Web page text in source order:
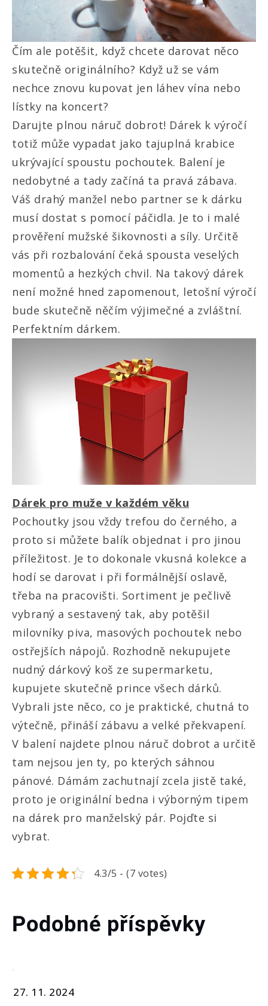
Čím ale potěšit, když chcete darovat něco
skutečně originálního? Když už se vám
nechce znovu kupovat jen láhev vína nebo
lístky na koncert?
Darujte plnou náruč dobrot! Dárek k výročí
totiž může vypadat jako tajuplná krabice
ukrývající spoustu pochoutek. Balení je
nedobytné a tady začíná ta pravá zábava.
Váš drahý manžel nebo partner se k dárku
musí dostat s pomocí páčidla. Je to i malé
prověření mužské šikovnosti a síly. Určitě
vás při rozbalování čeká spousta veselých
momentů a hezkých chvil. Na takový dárek
není možné hned zapomenout, letošní výročí
bude skutečně něčím výjimečné a zvláštní.
Perfektním dárkem.
Dárek pro muže v každém věku
Pochoutky jsou vždy trefou do černého, a
proto si můžete balík objednat i pro jinou
příležitost. Je to dokonale vkusná kolekce a
hodí se darovat i při formálnější oslavě,
třeba na pracovišti. Sortiment je pečlivě
vybraný a sestavený tak, aby potěšil
milovníky piva, masových pochoutek nebo
ostřejších nápojů. Rozhodně nekupujete
nudný dárkový koš ze supermarketu,
kupujete skutečně prince všech dárků.
Vybrali jste něco, co je praktické, chutná to
výtečně, přináší zábavu a velké překvapení.
V balení najdete plnou náruč dobrot a určitě
tam nejsou jen ty, po kterých sáhnou
pánové. Dámám zachutnají zcela jistě také,
proto je originální bedna i výborným tipem
na dárek pro manželský pár. Pojďte si
vybrat.
4.3/5 - (7 votes)
Podobné příspěvky
27. 11. 2024